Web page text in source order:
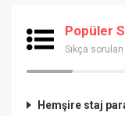
Popüler
Sıkça
Hemşire staj